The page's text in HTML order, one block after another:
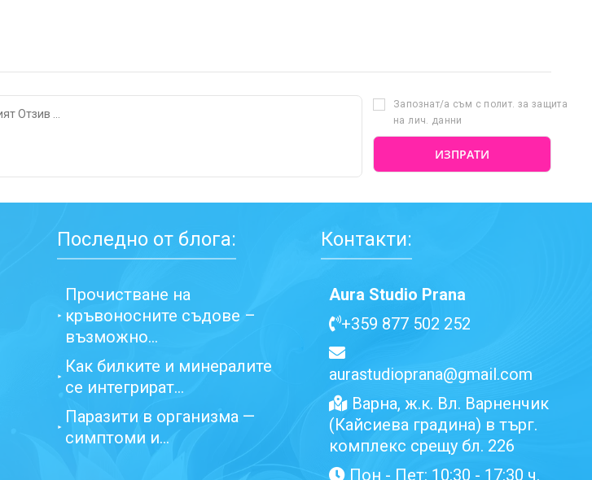
Запознат/а съм с полит. за защита
на лич. данни
Последно от блога:
Прочистване на
кръвоносните съдове –
възможно...
Как билките и минералите
се интегрират...
Паразити в организма —
симптоми и...
Контакти:
Aura Studio Prana
+359 877 502 252
aurastudioprana@gmail.com
Варна, ж.к. Вл. Варненчик
(Кайсиева градина) в търг.
комплекс срещу бл. 226
Пон - Пет: 10:30 - 17:30 ч.